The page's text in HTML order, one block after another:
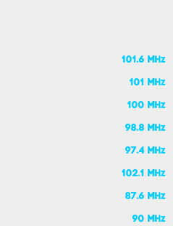
101.6 MHz
101 MHz
100 MHz
98.8 MHz
97.4 MHz
102.1 MHz
87.6 MHz
90 MHz